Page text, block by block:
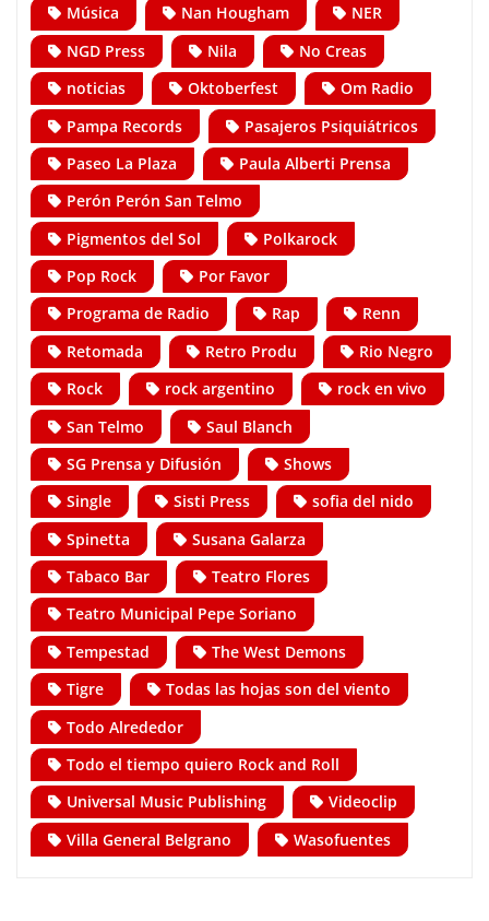
Música
Nan Hougham
NER
NGD Press
Nila
No Creas
noticias
Oktoberfest
Om Radio
Pampa Records
Pasajeros Psiquiátricos
Paseo La Plaza
Paula Alberti Prensa
Perón Perón San Telmo
Pigmentos del Sol
Polkarock
Pop Rock
Por Favor
Programa de Radio
Rap
Renn
Retomada
Retro Produ
Rio Negro
Rock
rock argentino
rock en vivo
San Telmo
Saul Blanch
SG Prensa y Difusión
Shows
Single
Sisti Press
sofia del nido
Spinetta
Susana Galarza
Tabaco Bar
Teatro Flores
Teatro Municipal Pepe Soriano
Tempestad
The West Demons
Tigre
Todas las hojas son del viento
Todo Alrededor
Todo el tiempo quiero Rock and Roll
Universal Music Publishing
Videoclip
Villa General Belgrano
Wasofuentes